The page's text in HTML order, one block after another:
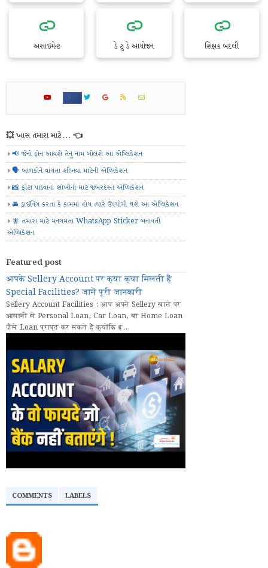
અસાઇમેન્ટ ડે ટુ ડે આયોજન શિક્ષક બદલી
💥 ખાસ તમારા માટે... 👈
📢 જેનો ફોન આવશે તેનું નામ બોલશે આ એપ્લિકેશન
🗣️ બાળકોને વાંચતા શીખવા માટેની એપ્લિકેશન
📸 ફોટા પાડવાના શોખીનો માટે જબરદસ્ત એપ્લિકેશન
🚘 ડ્રાઈવિંગ કરતા કે કામમાં હોય ત્યારે ઉપયોગી થશે આ એપ્લિકેશન
🧚 તમારા માટે મનગમતા WhatsApp Sticker બનાવતી
એપ્લિકેશન
Featured post
आपके Sellery Account पर क्या क्या मिलती हैं
Special Facilities? जानें पूरी जानकारी
Sellery Account Facilities : आप अपने Sellery खाते पर
आसानी से Personal Loan, Car Loan, या Home Loan
जैसे Loan प्राप्त कर सकते हैं क्योंकि इ...
COMMENTS LABELS